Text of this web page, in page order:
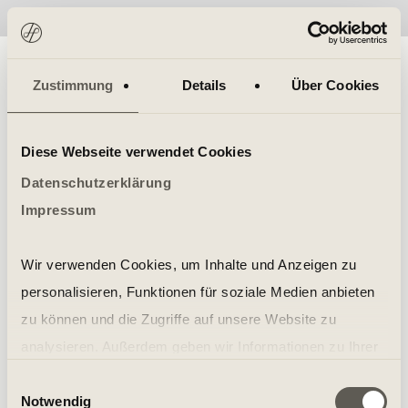
Zustimmung Details Über Cookies
Diese Webseite verwendet Cookies
Datenschutzerklärung
Impressum
Wir verwenden Cookies, um Inhalte und Anzeigen zu
personalisieren, Funktionen für soziale Medien anbieten
zu können und die Zugriffe auf unsere Website zu
soziale Medien, Werbung und Analysen weiter. Unsere
Notwendig